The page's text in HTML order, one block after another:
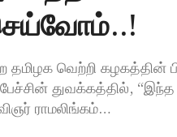
வெற்றி கழகத்தின்
துவக்கத்தில், “இந்த
ராமலிங்கம்…